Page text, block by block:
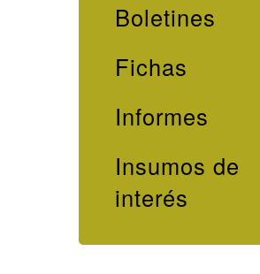
Boletines
Fichas
Informes
Insumos de
interés